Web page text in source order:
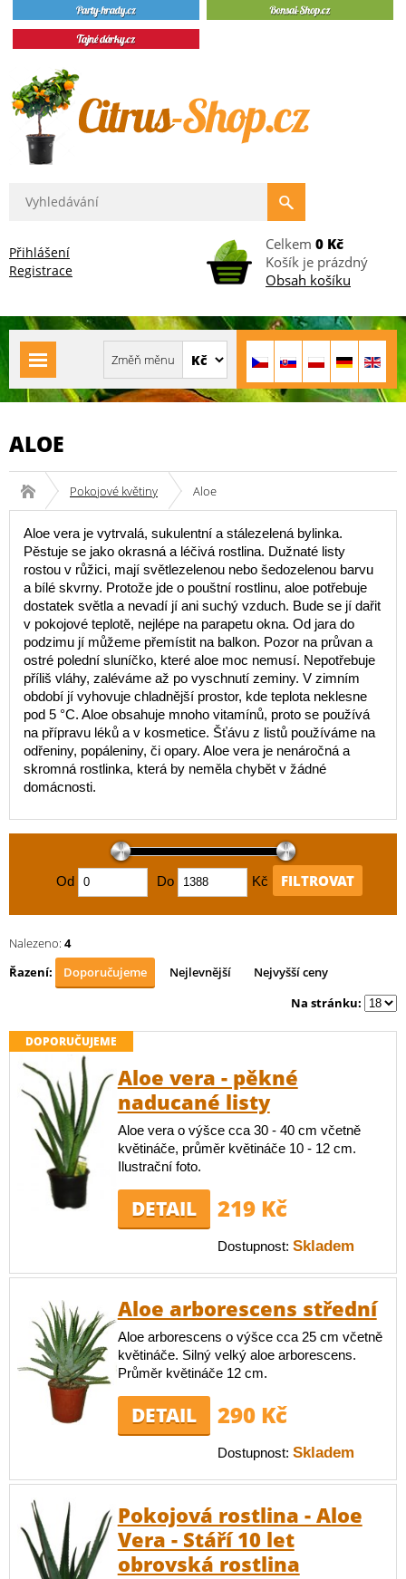
Přihlášení
Registrace
Celkem 0 Kč
Košík je prázdný
Obsah košíku
ALOE
Pokojové květiny Aloe
Aloe vera je vytrvalá, sukulentní a stálezelená bylinka.
Pěstuje se jako okrasná a léčivá rostlina. Dužnaté listy
rostou v růžici, mají světlezelenou nebo šedozelenou barvu
a bílé skvrny. Protože jde o pouštní rostlinu, aloe potřebuje
dostatek světla a nevadí jí ani suchý vzduch. Bude se jí dařit
v pokojové teplotě, nejlépe na parapetu okna. Od jara do
podzimu jí můžeme přemístit na balkon. Pozor na průvan a
ostré polední sluníčko, které aloe moc nemusí. Nepotřebuje
příliš vláhy, zaléváme až po vyschnutí zeminy. V zimním
období jí vyhovuje chladnější prostor, kde teplota neklesne
pod 5 °C. Aloe obsahuje mnoho vitamínů, proto se používá
na přípravu léků a v kosmetice. Šťávu z listů používáme na
odřeniny, popáleniny, či opary. Aloe vera je nenáročná a
skromná rostlinka, která by neměla chybět v žádné
domácnosti.
Od Do Kč FILTROVAT
Nalezeno: 4
Řazení:
Doporučujeme Nejlevnější
Nejvyšší ceny
Na stránku:
DOPORUČUJEME
Aloe vera - pěkné
naducané listy
Aloe vera o výšce cca 30 - 40 cm včetně
květináče, průměr květináče 10 - 12 cm.
Ilustrační foto.
DETAIL 219 Kč
Dostupnost: Skladem
Aloe arborescens střední
Aloe arborescens o výšce cca 25 cm včetně
květináče. Silný velký aloe arborescens.
Průměr květináče 12 cm.
DETAIL 290 Kč
Dostupnost: Skladem
Pokojová rostlina - Aloe
Vera - Stáří 10 let
obrovská rostlina